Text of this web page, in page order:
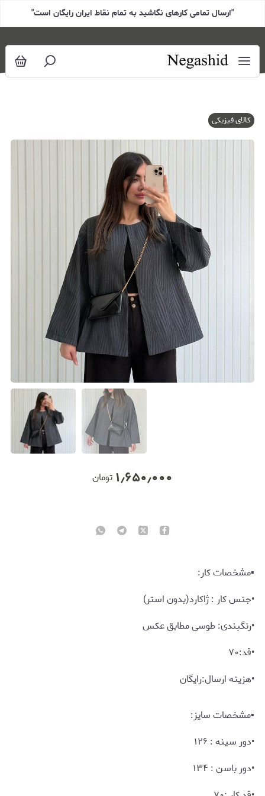
"ارسال تمامی کارهای نگاشید به تمام نقاط ایران رایگان است"
کالای فیزیکی
۱٫۶۵۰٫۰۰۰ تومان
▪️مشخصات کار:
▪️مشخصات سایز:
•دور سینه : ۱۲۶
•دور باسن : ۱۳۴